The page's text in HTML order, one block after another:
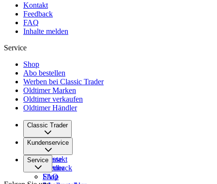
Kontakt
Feedback
FAQ
Inhalte melden
Service
Shop
Abo bestellen
Werben bei Classic Trader
Oldtimer Marken
Oldtimer verkaufen
Oldtimer Händler
Classic Trader
Über uns
Karriere
Presse
Partner
Kundenservice
Kontakt
Feedback
FAQ
Service
Shop